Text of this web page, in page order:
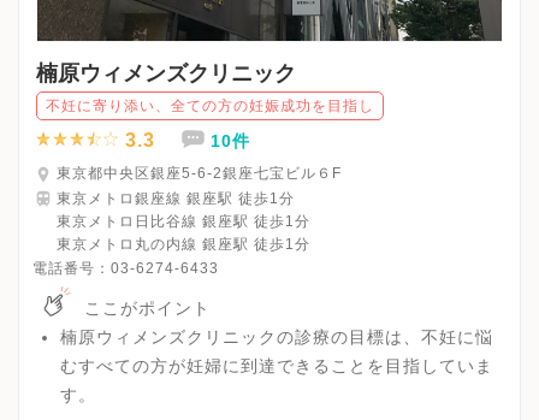
楠原ウィメンズクリニック
不妊に寄り添い、全ての方の妊娠成功を目指し
3.3 10件
東京都中央区銀座5-6-2銀座七宝ビル６F
東京メトロ銀座線 銀座駅 徒歩1分
東京メトロ日比谷線 銀座駅 徒歩1分
東京メトロ丸の内線 銀座駅 徒歩1分
電話番号： 03-6274-6433
ここがポイント
楠原ウィメンズクリニックの診療の目標は、不妊に悩
むすべての方が妊婦に到達できることを目指していま
す。